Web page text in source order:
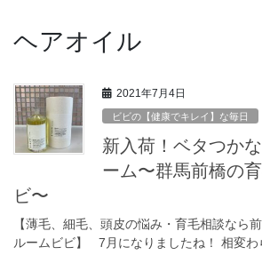
ヘアオイル
2021年7月4日
ビビの【健康でキレイ】な毎日
新入荷！ベタつか
ーム〜群馬前橋の
ビ〜
【薄毛、細毛、頭皮の悩み・育毛相談なら
ルームビビ】 7月になりましたね！ 相変わ